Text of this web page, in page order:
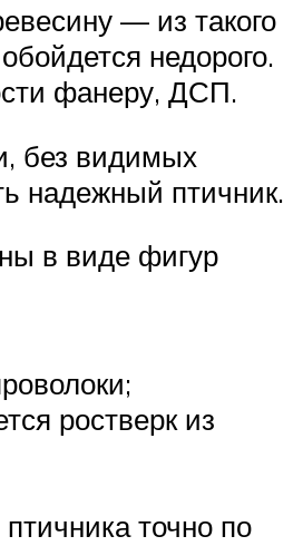
— из такого
недорого.
фанеру, ДСП.
без видимых
надежный птичник.
в виде фигур
ростверк из
точно по